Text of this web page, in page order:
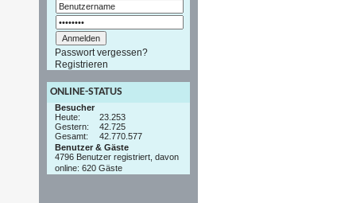
Passwort vergessen?
Registrieren
ONLINE-STATUS
Besucher
Heute:
23.253
Gestern:
42.725
Gesamt:
42.770.577
Benutzer & Gäste
4796 Benutzer registriert, davon
online: 620 Gäste